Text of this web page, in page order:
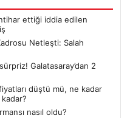
ettiği iddia edilen
Netleşti: Salah
Galatasaray’dan 2
düştü mü, ne kadar
nasıl oldu?